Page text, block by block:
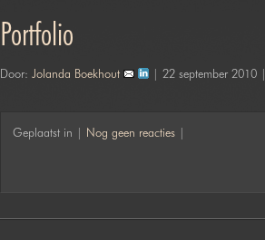
Portfolio
Door: Jolanda Boekhout | 22 september 2010 |
Geplaatst in | Nog geen reacties |